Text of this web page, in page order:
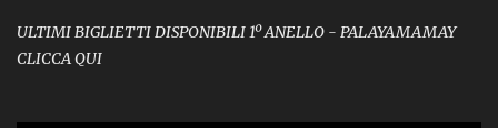
ULTIMI BIGLIETTI DISPONIBILI 1º ANELLO - PALAYAMAMAY
CLICCA QUI